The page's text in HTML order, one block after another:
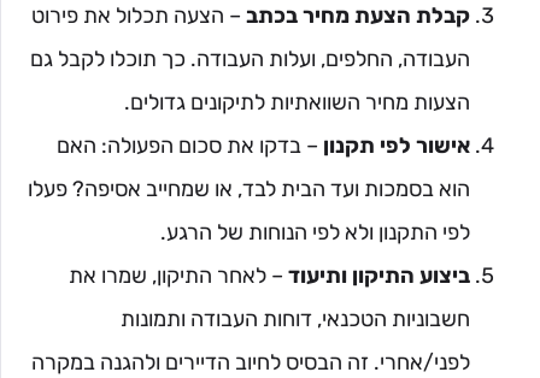
קבלת הצעת מחיר בכתב – הצעה תכלול את פירוט
העבודה, החלפים, ועלות העבודה. כך תוכלו לקבל גם
הצעות מחיר השוואתיות לתיקונים גדולים.
אישור לפי תקנון – בדקו את סכום הפעולה: האם
הוא בסמכות ועד הבית לבד, או שמחייב אסיפה? פעלו
לפי התקנון ולא לפי הנוחות של הרגע.
ביצוע התיקון ותיעוד – לאחר התיקון, שמרו את
חשבוניות הטכנאי, דוחות העבודה ותמונות
לפני/אחרי. זה הבסיס לחיוב הדיירים ולהגנה במקרה